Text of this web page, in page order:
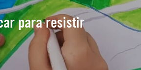
para resistir